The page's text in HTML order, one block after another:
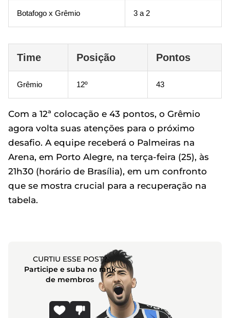
Botafogo x Grêmio 3 a 2
Time Posição Pontos
Grêmio 12º 43
Com a 12ª colocação e 43 pontos, o Grêmio
agora volta suas atenções para o próximo
desafio. A equipe receberá o Palmeiras na
Arena, em Porto Alegre, na terça-feira (25), às
21h30 (horário de Brasília), em um confronto
que se mostra crucial para a recuperação na
tabela.
CURTIU ESSE POST?
Participe e suba no rank
de membros